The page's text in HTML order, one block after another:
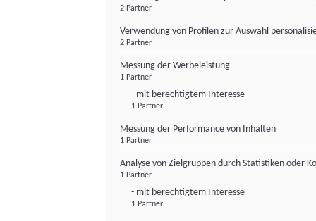
2 Partner
Verwendung von Profilen zur Auswahl
2 Partner
Messung der Werbeleistung
1 Partner
- mit berechtigtem Interesse
1 Partner
Messung der Performance von Inhalten
1 Partner
Analyse von Zielgruppen durch Statistiken oder
1 Partner
- mit berechtigtem Interesse
1 Partner